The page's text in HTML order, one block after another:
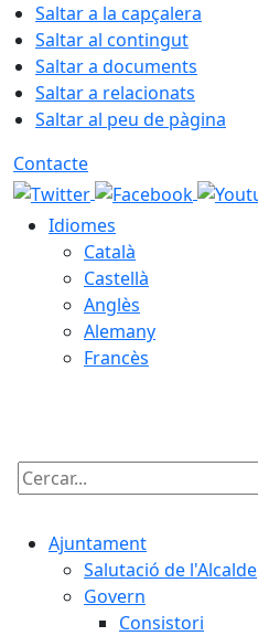
Saltar a la capçalera
Saltar al contingut
Saltar a documents
Saltar a relacionats
Saltar al peu de pàgina
Contacte
Idiomes
Català
Castellà
Anglès
Alemany
Francès
Cercar:
Ajuntament
Salutació de l'Alcalde
Govern
Consistori